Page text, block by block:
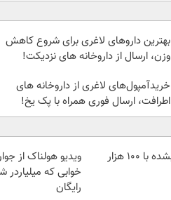
بهترین داروهای لاغری برای شروع کاهش
وزن، ارسال از داروخانه های نزدیکت!
خریدآمپول‌های لاغری از داروخانه های
اطرافت، ارسال فوری همراه با پک یخ!
خرید طلا آبشده با 100 هزار
ویدیو هولناک از
خوابی که
رایگان